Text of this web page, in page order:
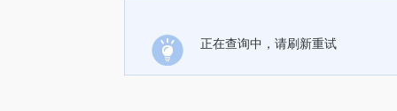
正在查询中，请刷新重试